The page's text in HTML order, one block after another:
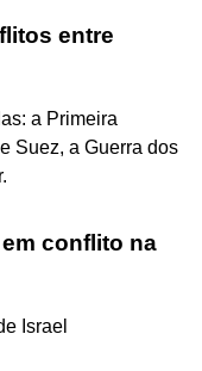
entre
a Primeira
Suez, a Guerra dos
conflito na
Israel